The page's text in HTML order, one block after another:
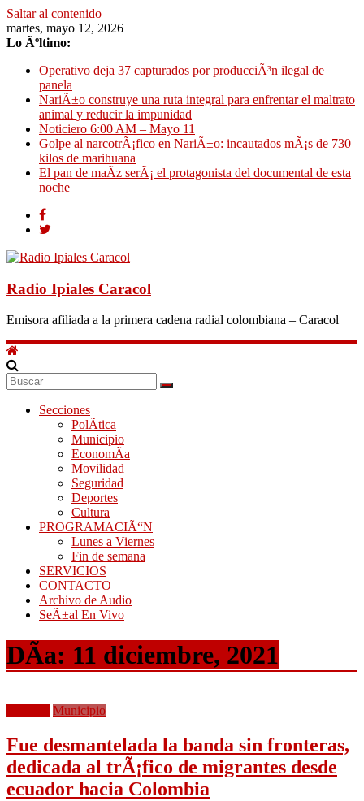
Saltar al contenido
martes, mayo 12, 2026
Lo Ãºltimo:
Operativo deja 37 capturados por producciÃ³n ilegal de
panela
NariÃ±o construye una ruta integral para enfrentar el maltrato
animal y reducir la impunidad
Noticiero 6:00 AM – Mayo 11
Golpe al narcotrÃ¡fico en NariÃ±o: incautados mÃ¡s de 730
kilos de marihuana
El pan de maÃ­z serÃ¡ el protagonista del documental de esta
noche
Radio Ipiales Caracol
Emisora afiliada a la primera cadena radial colombiana – Caracol
Secciones
PolÃ­tica
Municipio
EconomÃ­a
Movilidad
Seguridad
Deportes
Cultura
PROGRAMACIÃ“N
Lunes a Viernes
Fin de semana
SERVICIOS
CONTACTO
Archivo de Audio
SeÃ±al En Vivo
DÃ­a: 11 diciembre, 2021
Municipio
Fue desmantelada la banda sin fronteras,
dedicada al trÃ¡fico de migrantes desde
ecuador hacia Colombia